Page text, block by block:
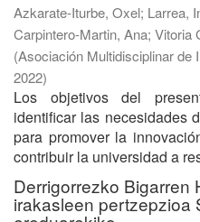
Azkarate-Iturbe, Oxel; Larrea,
Carpintero-Martin, Ana; Vitoria
(Asociación Multidisciplinar de
2022)
Los objetivos del
identificar las necesidades
para promover la
contribuir la universidad a
Derrigorrezko Bigarren
irakasleen pertzepzioa